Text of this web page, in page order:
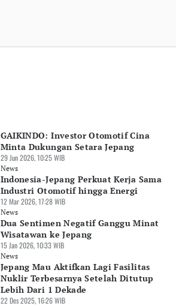
GAIKINDO: Investor Otomotif Cina
Minta Dukungan Setara Jepang
29 Jun 2026, 10:25 WIB
News
Indonesia-Jepang Perkuat Kerja Sama
Industri Otomotif hingga Energi
12 Mar 2026, 17:28 WIB
News
Dua Sentimen Negatif Ganggu Minat
Wisatawan ke Jepang
15 Jan 2026, 10:33 WIB
News
Jepang Mau Aktifkan Lagi Fasilitas
Nuklir Terbesarnya Setelah Ditutup
Lebih Dari 1 Dekade
22 Des 2025, 16:26 WIB